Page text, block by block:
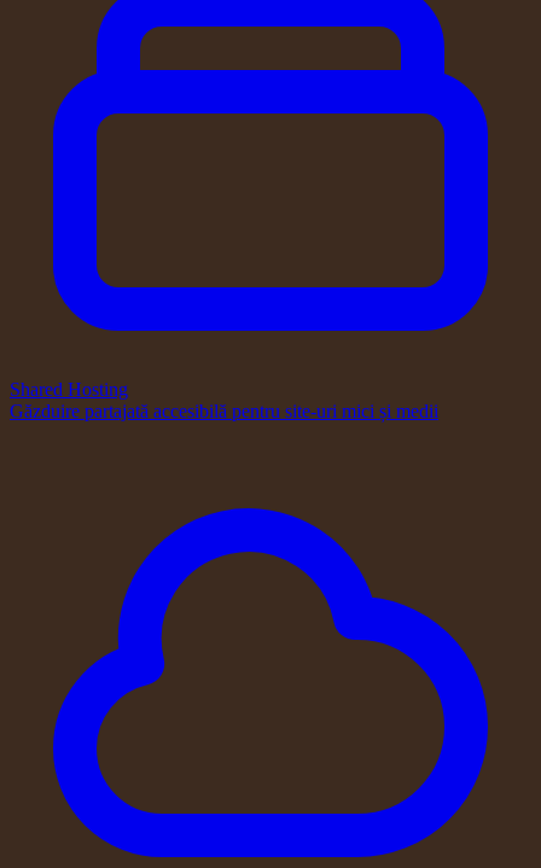
Shared Hosting
Găzduire partajată accesibilă pentru site-uri mici și medii